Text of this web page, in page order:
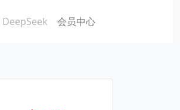
DeepSeek 会员中心